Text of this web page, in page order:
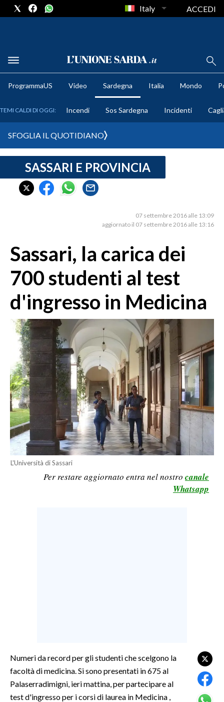
METEO
CRONACA SARDEGNA
CAGLIARI
SASSARI E PROVINCIA
GALLURA
OGLIASTRA
AGENDA
CRONACA
ITALIA
MONDO
POLITICA
ECONOMIA
SERVIZI ALLE IMPRESE
LAVORO
CULTURA
SPETTACOLI
Italy ACCEDI
ProgrammaUS Video Sardegna Italia Mondo
TEMI CALDI DI OGGI: Incendi Sos Sardegna Incidenti
SFOGLIA IL QUOTIDIANO
SASSARI E PROVINCIA
07 settembre 2016 alle 13:09
aggiornato il 07 settembre 2016 alle 13:16
Sassari, la carica dei
700 studenti al test
d'ingresso in Medicina
L'Università di Sassari
Per restare aggiornato entra nel nostro canale
Whatsapp
Numeri da record per gli studenti che scelgono la
facoltà di medicina. Si sono presentati in 675 al
Palaserradimigni, ieri mattina, per partecipare al
test d'ingresso per i corsi di laurea in Medicina ,